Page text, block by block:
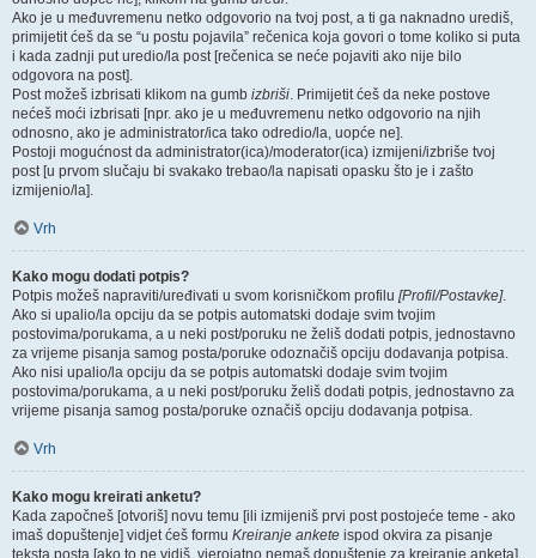
Ako je u međuvremenu netko odgovorio na tvoj post, a ti ga naknadno urediš,
primijetit ćeš da se “u postu pojavila” rečenica koja govori o tome koliko si puta
i kada zadnji put uredio/la post [rečenica se neće pojaviti ako nije bilo
odgovora na post].
Post možeš izbrisati klikom na gumb izbriši. Primijetit ćeš da neke postove
nećeš moći izbrisati [npr. ako je u međuvremenu netko odgovorio na njih
odnosno, ako je administrator/ica tako odredio/la, uopće ne].
Postoji mogućnost da administrator(ica)/moderator(ica) izmijeni/izbriše tvoj
post [u prvom slučaju bi svakako trebao/la napisati opasku što je i zašto
izmijenio/la].
Vrh
Kako mogu dodati potpis?
Potpis možeš napraviti/uređivati u svom korisničkom profilu [Profil/Postavke].
Ako si upalio/la opciju da se potpis automatski dodaje svim tvojim
postovima/porukama, a u neki post/poruku ne želiš dodati potpis, jednostavno
za vrijeme pisanja samog posta/poruke odoznačiš opciju dodavanja potpisa.
Ako nisi upalio/la opciju da se potpis automatski dodaje svim tvojim
postovima/porukama, a u neki post/poruku želiš dodati potpis, jednostavno za
vrijeme pisanja samog posta/poruke označiš opciju dodavanja potpisa.
Vrh
Kako mogu kreirati anketu?
Kada započneš [otvoriš] novu temu [ili izmijeniš prvi post postojeće teme - ako
imaš dopuštenje] vidjet ćeš formu Kreiranje ankete ispod okvira za pisanje
teksta posta [ako to ne vidiš, vjerojatno nemaš dopuštenje za kreiranje anketa].